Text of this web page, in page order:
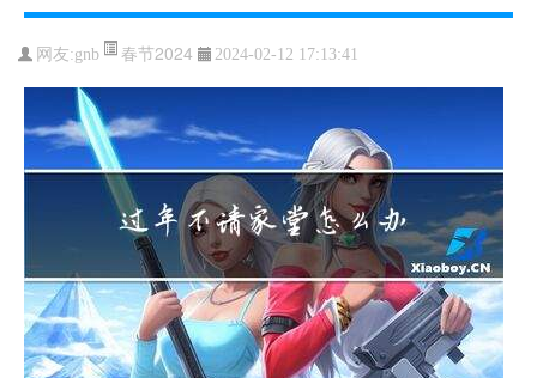
网友:gnb 春节2024 2024-02-12 17:13:41